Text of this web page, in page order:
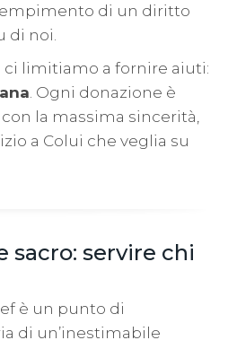
di un diritto
di noi.
ci limitiamo a fornire aiuti:
. Ogni donazione è
la massima sincerità,
a Colui che veglia su
sacro: servire chi
è un punto di
di un’inestimabile